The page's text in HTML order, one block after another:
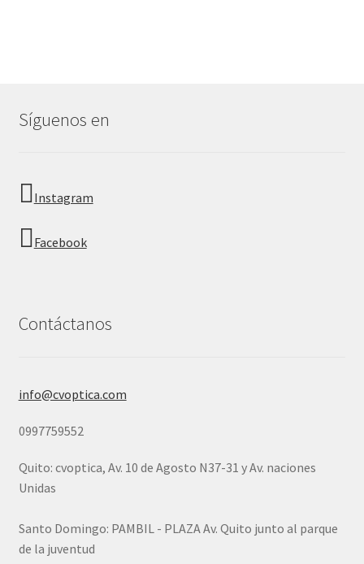
Síguenos en
Instagram
Facebook
Contáctanos
info@cvoptica.com
0997759552
Quito: cvoptica, Av. 10 de Agosto N37-31 y Av. naciones
Unidas
Santo Domingo: PAMBIL - PLAZA Av. Quito junto al parque
de la juventud